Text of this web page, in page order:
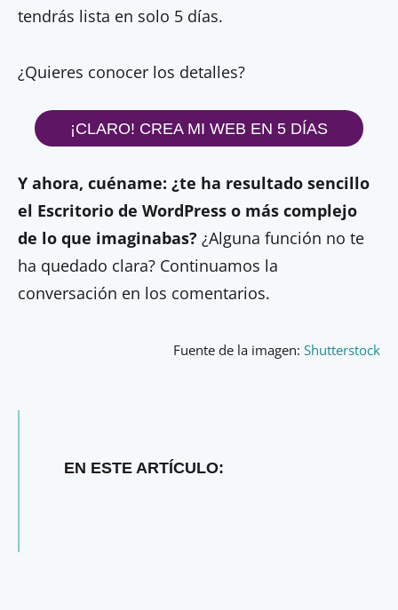
tendrás lista en solo 5 días.
¿Quieres conocer los detalles?
¡CLARO! CREA MI WEB EN 5 DÍAS
Y ahora, cuéname: ¿te ha resultado sencillo
el Escritorio de WordPress o más complejo
de lo que imaginabas? ¿Alguna función no te
ha quedado clara? Continuamos la
conversación en los comentarios.
Fuente de la imagen: Shutterstock
EN ESTE ARTÍCULO: